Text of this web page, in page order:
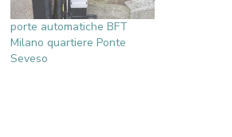
porte automatiche BFT
Milano quartiere Ponte
Seveso